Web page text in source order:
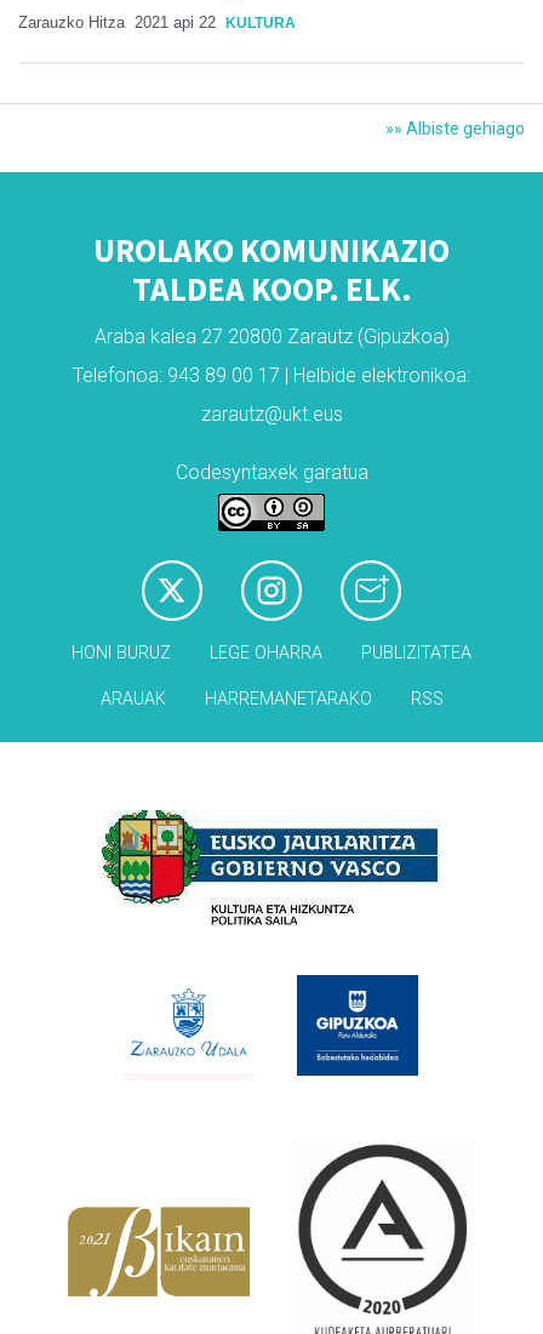
Zarauzko Hitza 2021 api 22 KULTURA
»» Albiste gehiago
UROLAKO KOMUNIKAZIO
TALDEA KOOP. ELK.
Araba kalea 27 20800 Zarautz (Gipuzkoa)
Telefonoa: 943 89 00 17 | Helbide elektronikoa:
zarautz@ukt.eus
Codesyntaxek garatua
HONI BURUZ LEGE OHARRA PUBLIZITATEA
ARAUAK HARREMANETARAKO RSS